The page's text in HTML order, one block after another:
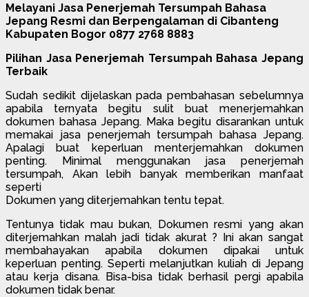
Melayani Jasa Penerjemah Tersumpah Bahasa
Jepang Resmi dan Berpengalaman di Cibanteng
Kabupaten Bogor 0877 2768 8883
Pilihan Jasa Penerjemah Tersumpah Bahasa Jepang
Terbaik
Sudah sedikit dijelaskan pada pembahasan sebelumnya
apabila ternyata begitu sulit buat menerjemahkan
dokumen bahasa Jepang. Maka begitu disarankan untuk
memakai jasa penerjemah tersumpah bahasa Jepang.
Apalagi buat keperluan menterjemahkan dokumen
penting. Minimal menggunakan jasa penerjemah
tersumpah, Akan lebih banyak memberikan manfaat
seperti
Dokumen yang diterjemahkan tentu tepat.
Tentunya tidak mau bukan, Dokumen resmi yang akan
diterjemahkan malah jadi tidak akurat ? Ini akan sangat
membahayakan apabila dokumen dipakai untuk
keperluan penting. Seperti melanjutkan kuliah di Jepang
atau kerja disana. Bisa-bisa tidak berhasil pergi apabila
dokumen tidak benar.